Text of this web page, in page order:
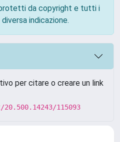
da copyright e tutti i
indicazione.
per citare o creare un link
115093